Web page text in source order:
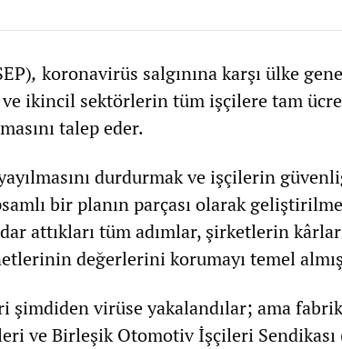
, koronavirüs salgınına karşı ülke
ikincil sektörlerin tüm işçilere tam
talep eder.
durdurmak ve işçilerin
bir planın parçası olarak
attıkları tüm adımlar, şirketlerin
değerlerini korumayı temel
şimdiden virüse yakalandılar; ama
ve Birleşik Otomotiv İşçileri Sendikası